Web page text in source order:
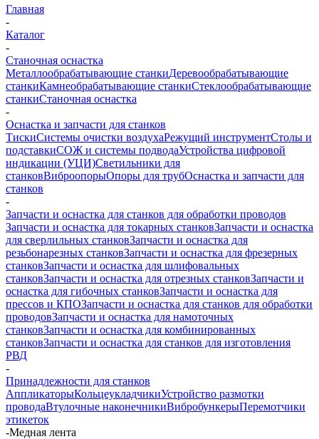
Главная
-
Каталог
-
Станочная оснастка
Металлообрабатывающие станкиДеревообрабатывающие
станкиКамнеобрабатывающие станкиСтеклообрабатывающие
станкиСтаночная оснастка
-
Оснастка и запчасти для станков
ТискиСистемы очистки воздухаРежущий инструментСтолы и
подставкиСОЖ и системы подводаУстройства цифровой
индикации (УЦИ)Светильники для
станковВиброопорыОпоры для трубОснастка и запчасти для
станков
-
Запчасти и оснастка для станков для обработки проводов
Запчасти и оснастка для токарных станковЗапчасти и оснастка
для сверлильных станковЗапчасти и оснастка для
резьбонарезных станковЗапчасти и оснастка для фрезерных
станковЗапчасти и оснастка для шлифовальных
станковЗапчасти и оснастка для отрезных станковЗапчасти и
оснастка для гибочных станковЗапчасти и оснастка для
прессов и КПОЗапчасти и оснастка для станков для обработки
проводовЗапчасти и оснастка для намоточных
станковЗапчасти и оснастка для комбинированных
станковЗапчасти и оснастка для станков для изготовления
РВД
-
Принадлежности для станков
АппликаторыКольцеукладчикиУстройство размотки
проводаВтулочные наконечникиВибробункерыПеремотчики
этикеток
-Медная лента